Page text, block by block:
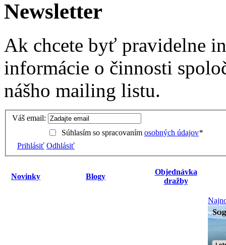
Newsletter
Ak chcete byť pravidelne
informácie o činnosti
nášho mailing listu.
Váš email:
Súhlasím so spracovaním osobných údajov*
Prihlásiť Odhlásiť
Novinky Blogy
Objednávka
dražby